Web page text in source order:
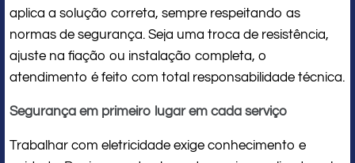
aplica a solução correta, sempre respeitando as
normas de segurança. Seja uma troca de resistência,
ajuste na fiação ou instalação completa, o
atendimento é feito com total responsabilidade técnica.
Segurança em primeiro lugar em cada serviço
Trabalhar com eletricidade exige conhecimento e